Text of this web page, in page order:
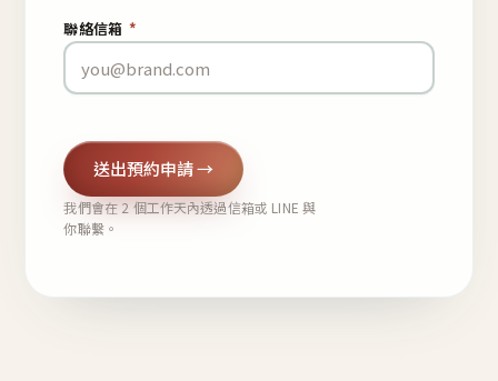
聯絡信箱 *
送出預約申請 →
我們會在 2 個工作天內透過信箱或 LINE 與
你聯繫。